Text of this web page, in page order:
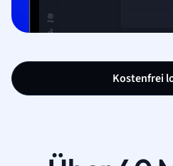
Kostenfrei